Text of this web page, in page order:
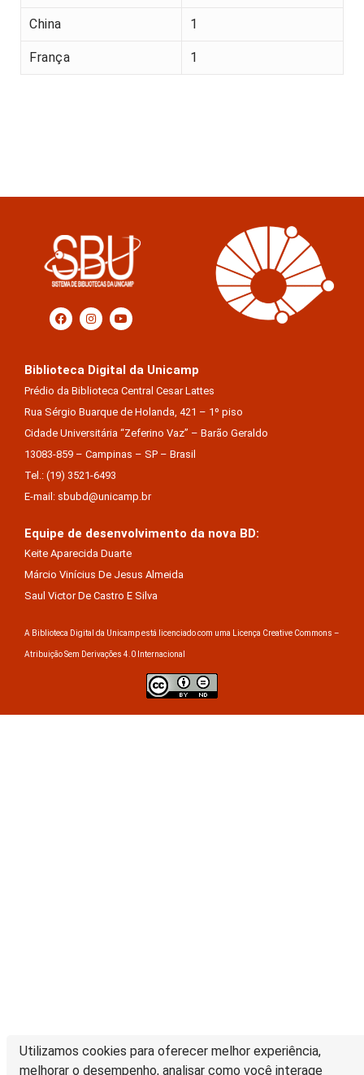
Utilizamos cookies para oferecer melhor experiência,
melhorar o desempenho, analisar como você interage
China 1
França 1
Biblioteca Digital da Unicamp
Prédio da Biblioteca Central Cesar Lattes
Rua Sérgio Buarque de Holanda, 421 – 1º piso
Cidade Universitária “Zeferino Vaz” – Barão Geraldo
13083-859 – Campinas – SP – Brasil
Tel.: (19) 3521-6493
E-mail: sbubd@unicamp.br
Equipe de desenvolvimento da nova BD:
Keite Aparecida Duarte
Márcio Vinícius De Jesus Almeida
Saul Victor De Castro E Silva
A Biblioteca Digital da Unicamp está licenciado com uma Licença Creative Commons –
Atribuição Sem Derivações 4.0 Internacional